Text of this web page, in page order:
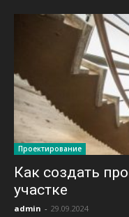
Проектирование
Как создать
участке
admin - 29.09.2024